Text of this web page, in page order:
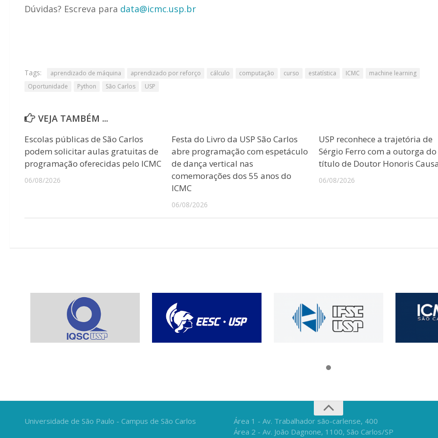
Dúvidas? Escreva para data@icmc.usp.br
Tags: aprendizado de máquina aprendizado por reforço cálculo computação curso estatística ICMC
machine learning
Oportunidade
Python São Carlos USP
VEJA TAMBÉM ...
Escolas públicas de São Carlos
podem solicitar aulas gratuitas de
programação oferecidas pelo ICMC
06/08/2026
Festa do Livro da USP São Carlos
abre programação com espetáculo
de dança vertical nas
comemorações dos 55 anos do
ICMC
06/08/2026
USP reconhece a trajetória de
Sérgio Ferro com a outorga do
título de Doutor Honoris
06/08/2026
Universidade de São Paulo - Campus de São Carlos
Área 1 - Av. Trabalhador são-carlense, 400
Área 2 - Av. João Dagnone, 1100, São Carlos/SP